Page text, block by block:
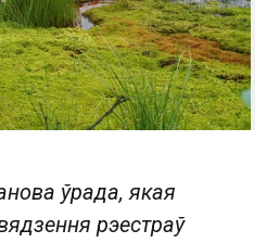
ўрада, якая
рэестраў